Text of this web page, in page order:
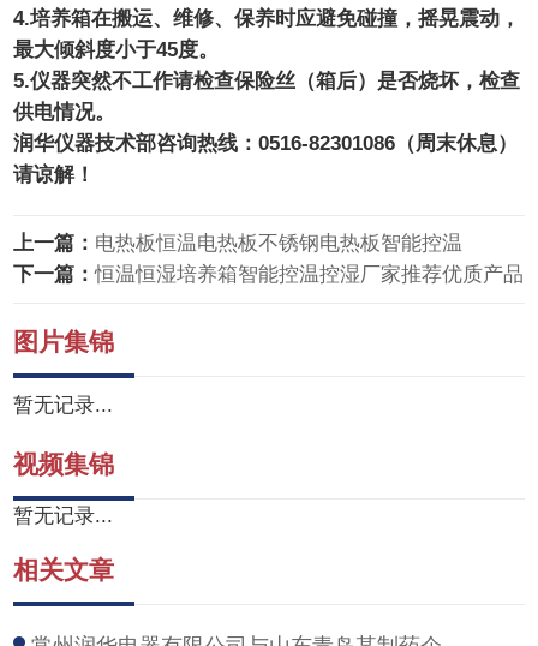
4.培养箱在搬运、维修、保养时应避免碰撞，摇晃震动，
最大倾斜度小于45度。
5.仪器突然不工作请检查保险丝（箱后）是否烧坏，检查
供电情况。
润华仪器技术部咨询热线：0516-82301086（周末休息）
请谅解！
上一篇： 电热板恒温电热板不锈钢电热板智能控温
下一篇：恒温恒湿培养箱智能控温控湿厂家推荐优质产品
图片集锦
暂无记录...
视频集锦
暂无记录...
相关文章